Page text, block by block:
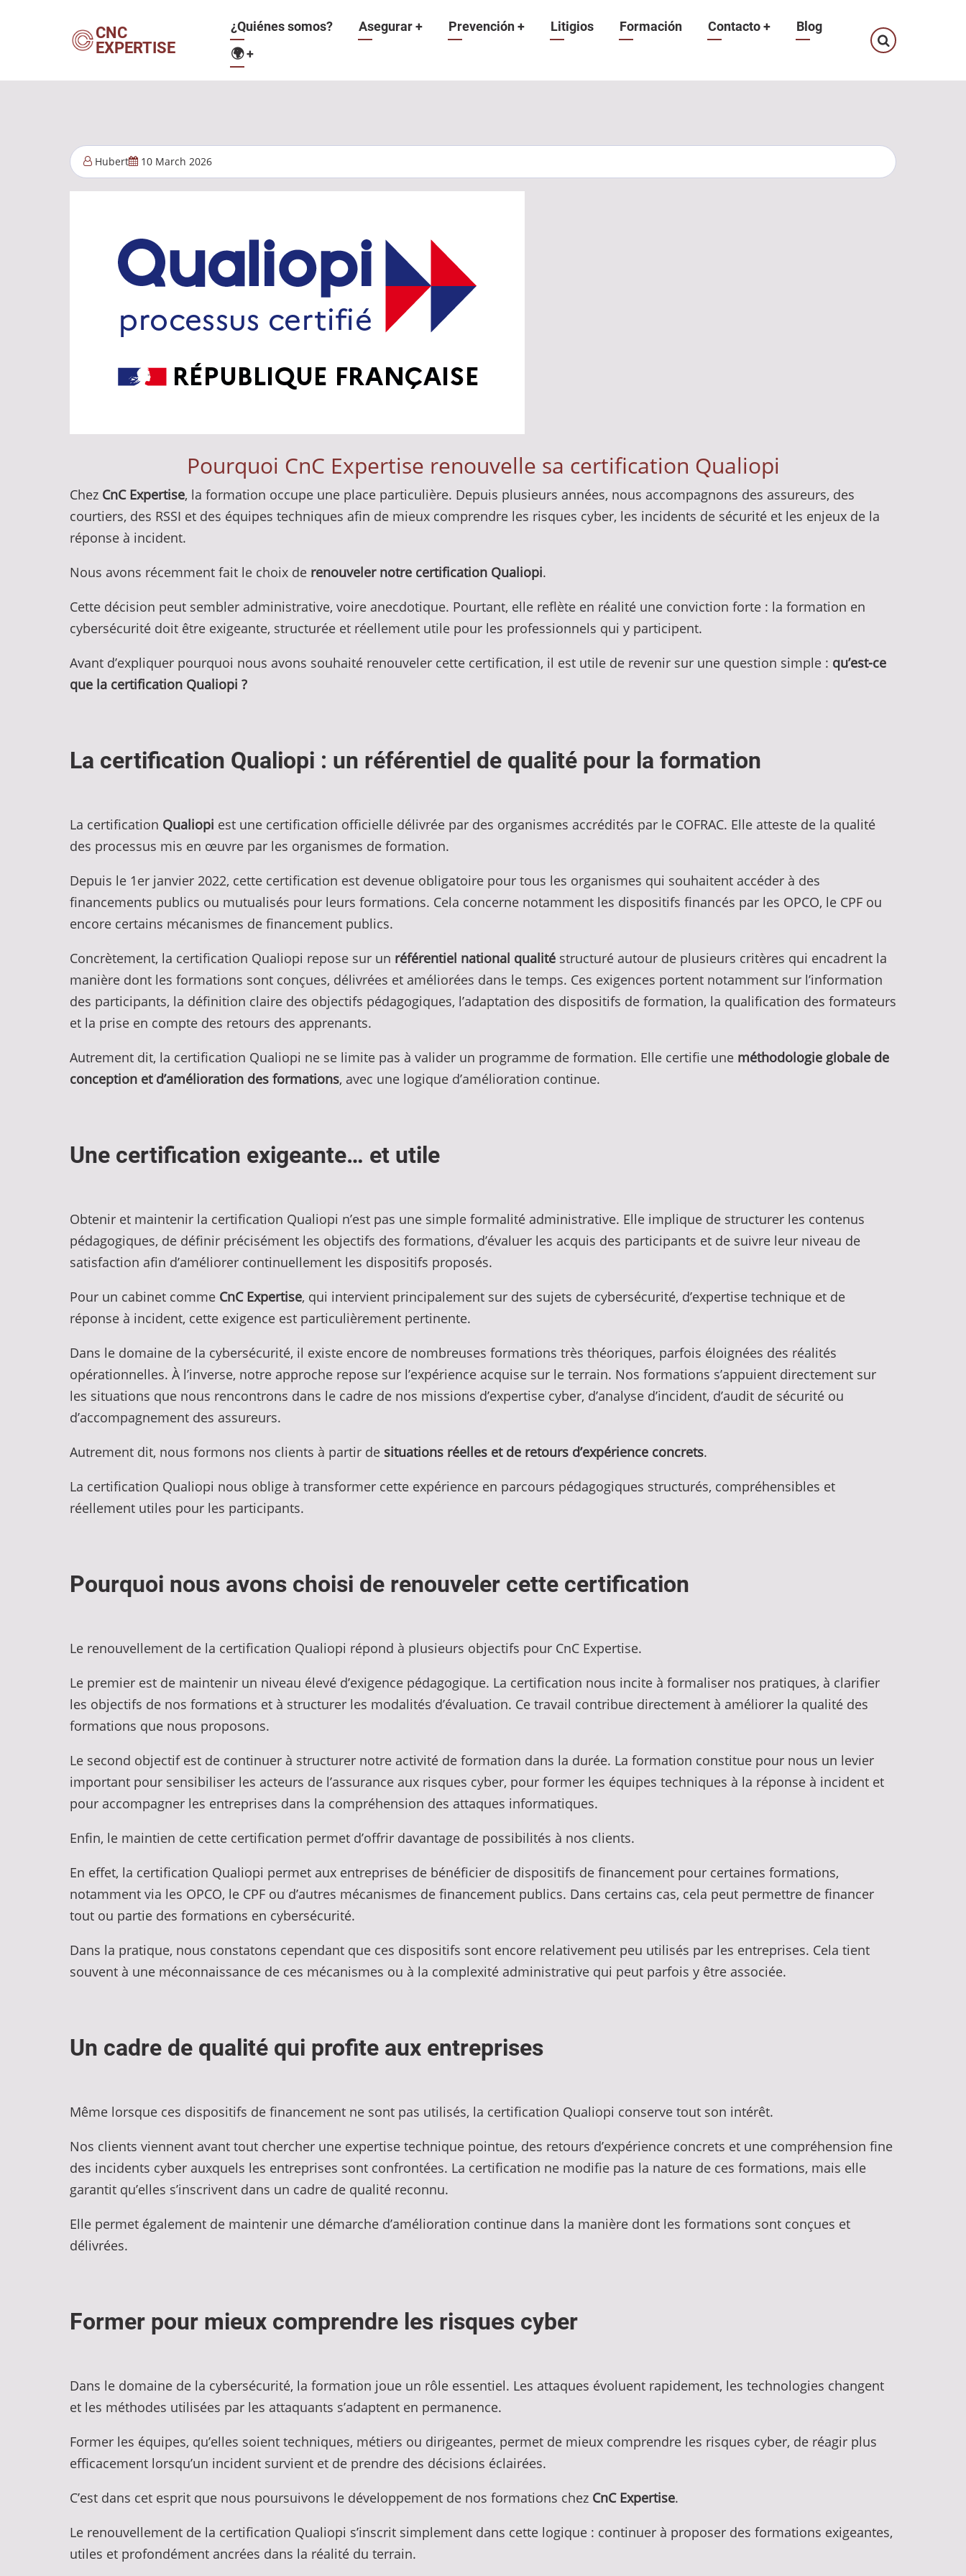
CNC
EXPERTISE
Navegación
principal
¿Quiénes somos? Asegurar+ Prevención+ Litigios Formación Contacto+
Blog
🌍+
Hubert 10 March 2026
Pourquoi CnC Expertise renouvelle sa certification Qualiopi
Chez CnC Expertise, la formation occupe une place particulière. Depuis plusieurs années, nous accompagnons des assureurs, des
courtiers, des RSSI et des équipes techniques afin de mieux comprendre les risques cyber, les incidents de sécurité et les enjeux de la
réponse à incident.
Nous avons récemment fait le choix de renouveler notre certification Qualiopi.
Cette décision peut sembler administrative, voire anecdotique. Pourtant, elle reflète en réalité une conviction forte : la formation en
cybersécurité doit être exigeante, structurée et réellement utile pour les professionnels qui y participent.
Avant d’expliquer pourquoi nous avons souhaité renouveler cette certification, il est utile de revenir sur une question simple : qu’est-ce
que la certification Qualiopi ?
La certification Qualiopi : un référentiel de qualité pour la formation
La certification Qualiopi est une certification officielle délivrée par des organismes accrédités par le COFRAC. Elle atteste de la qualité
des processus mis en œuvre par les organismes de formation.
Depuis le 1er janvier 2022, cette certification est devenue obligatoire pour tous les organismes qui souhaitent accéder à des
financements publics ou mutualisés pour leurs formations. Cela concerne notamment les dispositifs financés par les OPCO, le CPF ou
encore certains mécanismes de financement publics.
Concrètement, la certification Qualiopi repose sur un référentiel national qualité structuré autour de plusieurs critères qui encadrent la
manière dont les formations sont conçues, délivrées et améliorées dans le temps. Ces exigences portent notamment sur l’information
des participants, la définition claire des objectifs pédagogiques, l’adaptation des dispositifs de formation, la qualification des formateurs
et la prise en compte des retours des apprenants.
Autrement dit, la certification Qualiopi ne se limite pas à valider un programme de formation. Elle certifie une méthodologie globale de
conception et d’amélioration des formations, avec une logique d’amélioration continue.
Une certification exigeante… et utile
Obtenir et maintenir la certification Qualiopi n’est pas une simple formalité administrative. Elle implique de structurer les contenus
pédagogiques, de définir précisément les objectifs des formations, d’évaluer les acquis des participants et de suivre leur niveau de
satisfaction afin d’améliorer continuellement les dispositifs proposés.
Pour un cabinet comme CnC Expertise, qui intervient principalement sur des sujets de cybersécurité, d’expertise technique et de
réponse à incident, cette exigence est particulièrement pertinente.
Dans le domaine de la cybersécurité, il existe encore de nombreuses formations très théoriques, parfois éloignées des réalités
opérationnelles. À l’inverse, notre approche repose sur l’expérience acquise sur le terrain. Nos formations s’appuient directement sur
les situations que nous rencontrons dans le cadre de nos missions d’expertise cyber, d’analyse d’incident, d’audit de sécurité ou
d’accompagnement des assureurs.
Autrement dit, nous formons nos clients à partir de situations réelles et de retours d’expérience concrets.
La certification Qualiopi nous oblige à transformer cette expérience en parcours pédagogiques structurés, compréhensibles et
réellement utiles pour les participants.
Pourquoi nous avons choisi de renouveler cette certification
Le renouvellement de la certification Qualiopi répond à plusieurs objectifs pour CnC Expertise.
Le premier est de maintenir un niveau élevé d’exigence pédagogique. La certification nous incite à formaliser nos pratiques, à clarifier
les objectifs de nos formations et à structurer les modalités d’évaluation. Ce travail contribue directement à améliorer la qualité des
formations que nous proposons.
Le second objectif est de continuer à structurer notre activité de formation dans la durée. La formation constitue pour nous un levier
important pour sensibiliser les acteurs de l’assurance aux risques cyber, pour former les équipes techniques à la réponse à incident et
pour accompagner les entreprises dans la compréhension des attaques informatiques.
Enfin, le maintien de cette certification permet d’offrir davantage de possibilités à nos clients.
En effet, la certification Qualiopi permet aux entreprises de bénéficier de dispositifs de financement pour certaines formations,
notamment via les OPCO, le CPF ou d’autres mécanismes de financement publics. Dans certains cas, cela peut permettre de financer
tout ou partie des formations en cybersécurité.
Dans la pratique, nous constatons cependant que ces dispositifs sont encore relativement peu utilisés par les entreprises. Cela tient
souvent à une méconnaissance de ces mécanismes ou à la complexité administrative qui peut parfois y être associée.
Un cadre de qualité qui profite aux entreprises
Même lorsque ces dispositifs de financement ne sont pas utilisés, la certification Qualiopi conserve tout son intérêt.
Nos clients viennent avant tout chercher une expertise technique pointue, des retours d’expérience concrets et une compréhension fine
des incidents cyber auxquels les entreprises sont confrontées. La certification ne modifie pas la nature de ces formations, mais elle
garantit qu’elles s’inscrivent dans un cadre de qualité reconnu.
Elle permet également de maintenir une démarche d’amélioration continue dans la manière dont les formations sont conçues et
délivrées.
Former pour mieux comprendre les risques cyber
Dans le domaine de la cybersécurité, la formation joue un rôle essentiel. Les attaques évoluent rapidement, les technologies changent
et les méthodes utilisées par les attaquants s’adaptent en permanence.
Former les équipes, qu’elles soient techniques, métiers ou dirigeantes, permet de mieux comprendre les risques cyber, de réagir plus
efficacement lorsqu’un incident survient et de prendre des décisions éclairées.
C’est dans cet esprit que nous poursuivons le développement de nos formations chez CnC Expertise.
Le renouvellement de la certification Qualiopi s’inscrit simplement dans cette logique : continuer à proposer des formations exigeantes,
utiles et profondément ancrées dans la réalité du terrain.